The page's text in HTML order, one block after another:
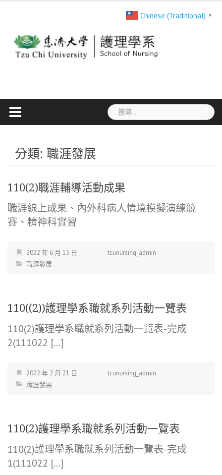
content
搜
尋
分類: 職涯發展
110(2)職涯輔導活動成果
職涯線上成果、內外科病人情境模擬演練競
賽、精神科實習
2022 年 6 月 15 日
tcunursing_admin
職涯發展
110((2))護理學系職就系列活動一覽表
110(2)護理學系職就系列活動一覽表-完成
2(111022 […]
2022 年 2 月 21 日
tcunursing_admin
職涯發展
110(2)護理學系職就系列活動一覽表
110(2)護理學系職就系列活動一覽表-完成
1(111022 […]
Chinese (Traditional) ▼